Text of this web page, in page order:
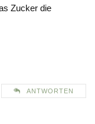
Zucker die
ANTWORTEN